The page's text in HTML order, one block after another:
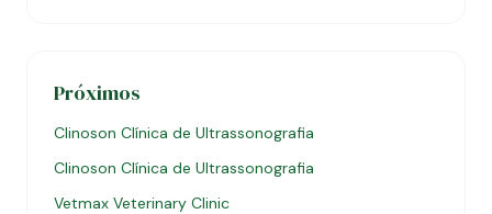
Próximos
Clinoson Clínica de Ultrassonografia
Clinoson Clínica de Ultrassonografia
Vetmax Veterinary Clinic